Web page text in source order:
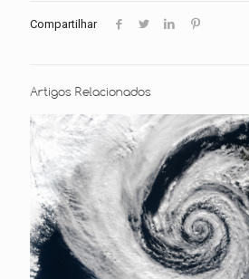
Compartilhar
Artigos Relacionados